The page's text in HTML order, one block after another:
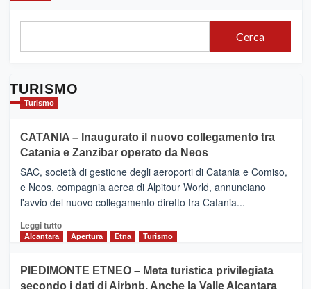
FIRMAMENTO
DA
19
DIFFERENTI
Cerca
TURISMO
Turismo
CATANIA – Inaugurato il nuovo collegamento tra
Catania e Zanzibar operato da Neos
SAC, società di gestione degli aeroporti di Catania e Comiso,
e Neos, compagnia aerea di Alpitour World, annunciano
l'avvio del nuovo collegamento diretto tra Catania...
Leggi tuttoLeggi
CATANIA
Alcantara Apertura Etna Turismo
PIEDIMONTE ETNEO – Meta turistica privilegiata
secondo i dati di Airbnb. Anche la Valle Alcantara